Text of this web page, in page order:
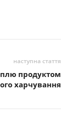
наступна стаття
продуктом
харчування